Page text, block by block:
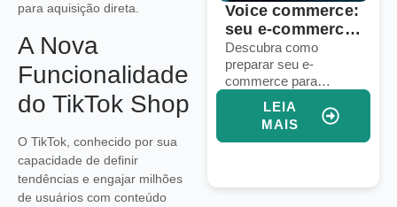
para aquisição direta.
A Nova
Funcionalidade
do TikTok Shop
O TikTok, conhecido por sua
capacidade de definir
tendências e engajar milhões
de usuários com conteúdo
6 sinais de que
dropshipping
precisa de um
upgrade
Identifique falhas em
processos, logística e
marketing para
aprimorar sua
operação de
aumentar vendas.
LEIA
Voice commerce:
seu e-commerce
está pronto para
vendas por voz?
Descubra como
preparar seu e-
commerce para
vendas por voz e
aumentar conversões
com assistentes
LEIA
MAIS